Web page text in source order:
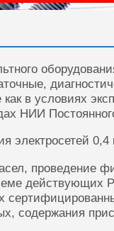
в условиях
НИИ
электросетей 0,4
проведение
действующих
содержания